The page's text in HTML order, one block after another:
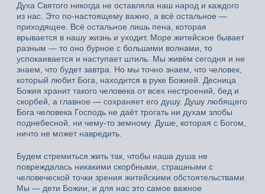
Духа Святого никогда не оставляла наш народ и каждого
из нас. Это по-настоящему важно, а всё остальное —
приходящее. Всё остальное лишь пена, которая
врывается в нашу жизнь и уходит. Море житейское бывает
разным — то оно бурное с большими волнами, то
успокаивается и наступает штиль. Мы живём сегодня и не
знаем, что будет завтра. Но мы точно знаем, что человек,
который любит Бога, находится в руке Божией. Десница
Божия хранит такого человека от всех нестроений, бед и
скорбей, а главное — сохраняет его душу. Душу любящего
Бога человека Господь не даёт трогать ни духам злобы
поднебесной, ни чему-то земному. Душе, которая с Богом,
ничто не может навредить.
Будем стремиться жить так, чтобы наша душа не
повреждалась никакими скорбными, страшными с
человеческой точки зрения житейскими обстоятельствами.
Мы — дети Божии, и для нас это самое важное